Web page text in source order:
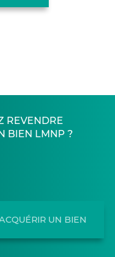
REVENDRE
BIEN LMNP ?
UN BIEN